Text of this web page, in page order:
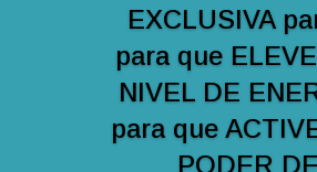
EXCLUSIVA
para que
NIVEL DE
para que
PODER DE